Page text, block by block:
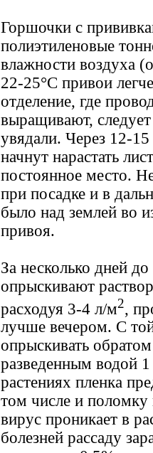
Горшочки с
полиэтиленовые
влажности воздуха
22-25°С привои
отделение, где
выращивают, следует
увядали. Через 12-
начнут нарастать
постоянное место.
при посадке и в
было над землей во
привоя.
За несколько дней
опрыскивают
расходуя 3-4 л/м2,
лучше вечером. С
опрыскивать
разведенным водой
растениях пленка
том числе и поломку
вирус проникает в
болезней рассаду